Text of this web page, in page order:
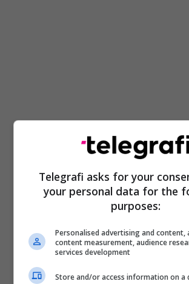
Telegrafi asks for your
your personal data for the
purposes:
Personalised advertising and content,
content measurement, audience
services development
Store and/or access information on a